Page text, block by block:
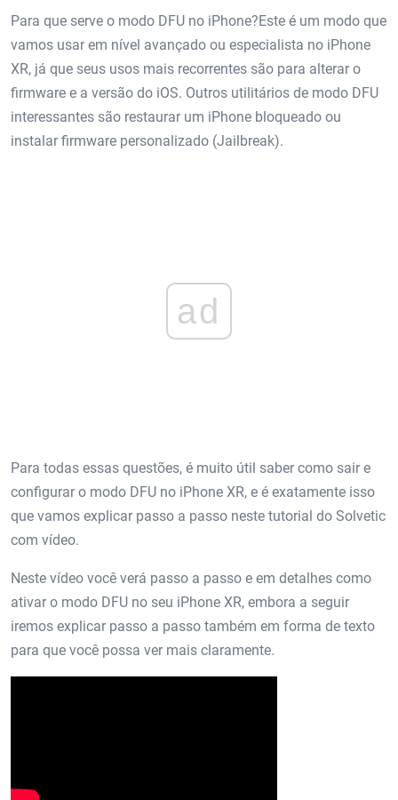
Para que serve o modo DFU no iPhone?Este é um modo que
vamos usar em nível avançado ou especialista no iPhone
XR, já que seus usos mais recorrentes são para alterar o
firmware e a versão do iOS. Outros utilitários de modo DFU
interessantes são restaurar um iPhone bloqueado ou
instalar firmware personalizado (Jailbreak).
ad
Para todas essas questões, é muito útil saber como sair e
configurar o modo DFU no iPhone XR, e é exatamente isso
que vamos explicar passo a passo neste tutorial do Solvetic
com vídeo.
Neste vídeo você verá passo a passo e em detalhes como
ativar o modo DFU no seu iPhone XR, embora a seguir
iremos explicar passo a passo também em forma de texto
para que você possa ver mais claramente.